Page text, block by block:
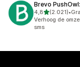
Brevo
4,8van 5 sterren
(2.021)
2021 recensies
•
Verhoog de
sms